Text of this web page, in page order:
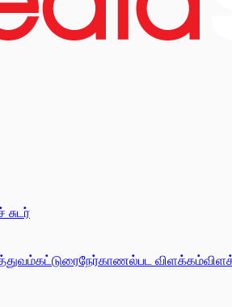
சுடர்
கட்டுரைநேர்காணல்பட விளக்கம்